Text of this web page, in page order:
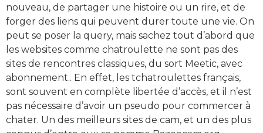
nouveau, de partager une histoire ou un rire, et de
forger des liens qui peuvent durer toute une vie. On
peut se poser la query, mais sachez tout d’abord que
les websites comme chatroulette ne sont pas des
sites de rencontres classiques, du sort Meetic, avec
abonnement.. En effet, les tchatroulettes français,
sont souvent en complète libertée d’accès, et il n’est
pas nécessaire d’avoir un pseudo pour commercer à
chater. Un des meilleurs sites de cam, et un des plus